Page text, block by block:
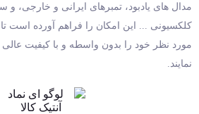
مدال های یادبود، تمبرهای ایرانی و خارجی، و
کلکسیونی ... این امکان را فراهم آورده است تا
مورد نظر خود را بدون واسطه و با کیفیت عالی
نمایند.